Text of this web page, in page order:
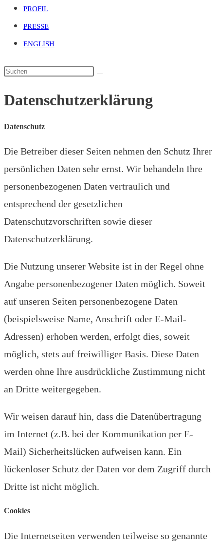
PROFIL
PRESSE
ENGLISH
Datenschutzerklärung
Datenschutz
Die Betreiber dieser Seiten nehmen den Schutz Ihrer
persönlichen Daten sehr ernst. Wir behandeln Ihre
personenbezogenen Daten vertraulich und
entsprechend der gesetzlichen
Datenschutzvorschriften sowie dieser
Datenschutzerklärung.
Die Nutzung unserer Website ist in der Regel ohne
Angabe personenbezogener Daten möglich. Soweit
auf unseren Seiten personenbezogene Daten
(beispielsweise Name, Anschrift oder E-Mail-
Adressen) erhoben werden, erfolgt dies, soweit
möglich, stets auf freiwilliger Basis. Diese Daten
werden ohne Ihre ausdrückliche Zustimmung nicht
an Dritte weitergegeben.
Wir weisen darauf hin, dass die Datenübertragung
im Internet (z.B. bei der Kommunikation per E-
Mail) Sicherheitslücken aufweisen kann. Ein
lückenloser Schutz der Daten vor dem Zugriff durch
Dritte ist nicht möglich.
Cookies
Die Internetseiten verwenden teilweise so genannte